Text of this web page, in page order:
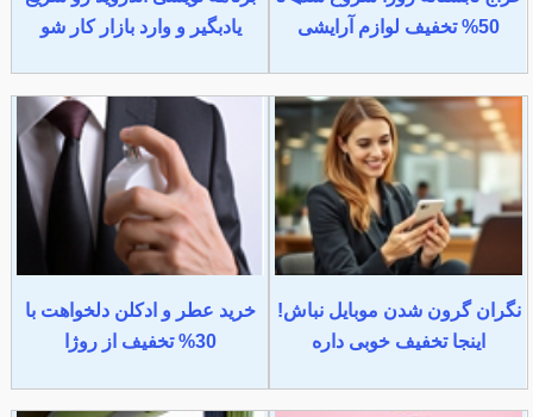
50% تخفیف لوازم آرایشی
یادبگیر و وارد بازار کار شو
نگران گرون شدن موبایل نباش!
اینجا تخفیف خوبی داره
خرید عطر و ادکلن دلخواهت با
30% تخفیف از روژا